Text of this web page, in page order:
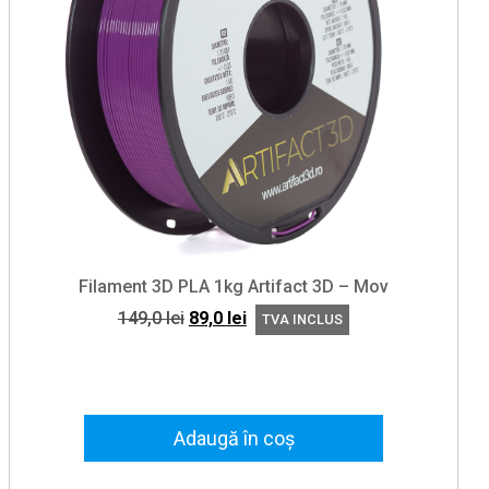
Filament 3D PLA 1kg Artifact 3D – Mov
149,0lei Prețul
149,0 lei.
89,0 leiPrețul
TVA INCLUS
Adaugă în coș